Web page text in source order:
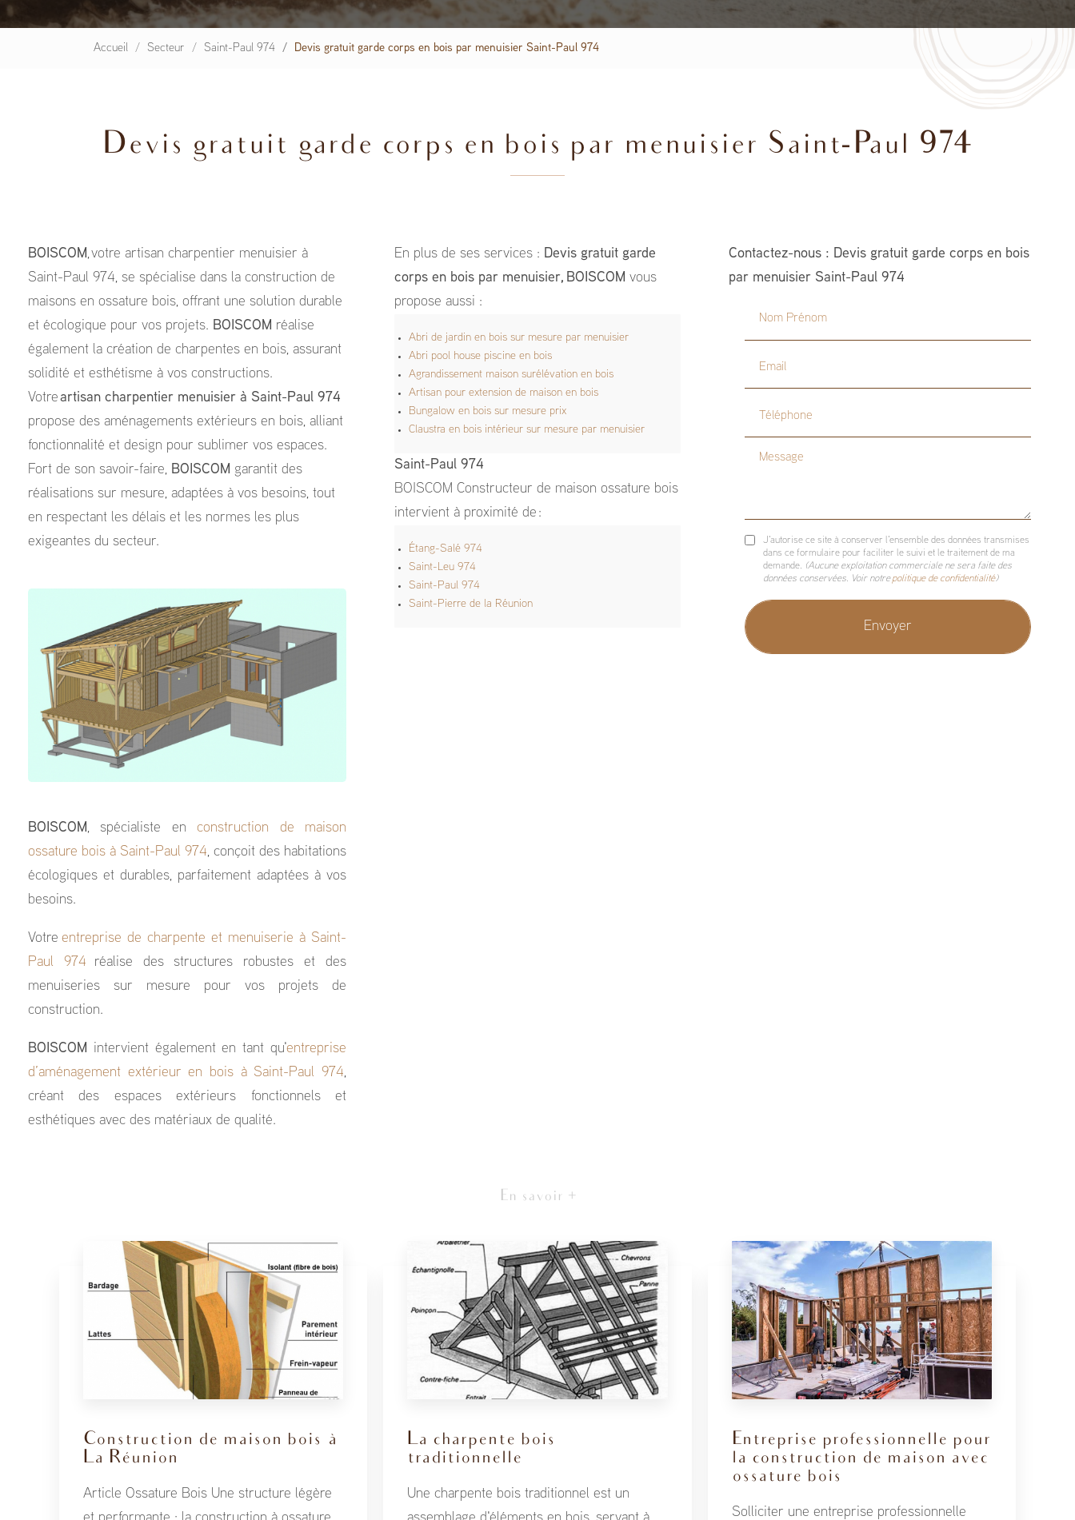
Accueil Secteur Saint-Paul 974 Devis gratuit garde corps en bois par menuisier Saint-Paul 974
Devis gratuit garde corps en bois par menuisier Saint-Paul 974
BOISCOM, votre artisan charpentier menuisier à
Saint-Paul 974, se spécialise dans la construction de
maisons en ossature bois, offrant une solution durable
et écologique pour vos projets. BOISCOM réalise
également la création de charpentes en bois, assurant
solidité et esthétisme à vos constructions.
Votreartisan charpentier menuisier à Saint-Paul 974
propose des aménagements extérieurs en bois, alliant
fonctionnalité et design pour sublimer vos espaces.
Fort de son savoir-faire, BOISCOM garantit des
réalisations sur mesure, adaptées à vos besoins, tout
en respectant les délais et les normes les plus
exigeantes du secteur.
BOISCOM, spécialiste enconstruction de maison
ossature bois à Saint-Paul 974, conçoit des habitations
écologiques et durables, parfaitement adaptées à vos
besoins.
Votre entreprise de charpente et menuiserie à Saint-
Paul 974 réalise des structures robustes et des
menuiseries sur mesure pour vos projets de
construction.
BOISCOM intervient également en tant qu'entreprise
d’aménagement extérieur en bois à Saint-Paul 974,
créant des espaces extérieurs fonctionnels et
esthétiques avec des matériaux de qualité.
En plus de ses services : Devis gratuit garde
corps en bois par menuisier, BOISCOM vous
propose aussi :
Abri de jardin en bois sur mesure par menuisier
Abri pool house piscine en bois
Agrandissement maison surélévation en bois
Artisan pour extension de maison en bois
Bungalow en bois sur mesure prix
Claustra en bois intérieur sur mesure par menuisier
Saint-Paul 974
BOISCOM Constructeur de maison ossature bois
intervient à proximité de :
Étang-Salé 974
Saint-Leu 974
Saint-Paul 974
Saint-Pierre de la Réunion
Contactez-nous : Devis gratuit garde corps en bois
par menuisier Saint-Paul 974
Nom Prénom
Email
Message
J'autorise ce site à conserver l'ensemble des données transmises
dans ce formulaire pour faciliter le suivi et le traitement de ma
demande. (Aucune exploitation commerciale ne sera faite des
données conservées. Voir notrepolitique de confidentialité)
En savoir +
Construction de maison bois à
La Réunion
Article Ossature Bois Une structure légère
La charpente bois
traditionnelle
Une charpente bois traditionnel est un
Entreprise professionnelle pour
la construction de maison avec
ossature bois
Solliciter une entreprise professionnelle